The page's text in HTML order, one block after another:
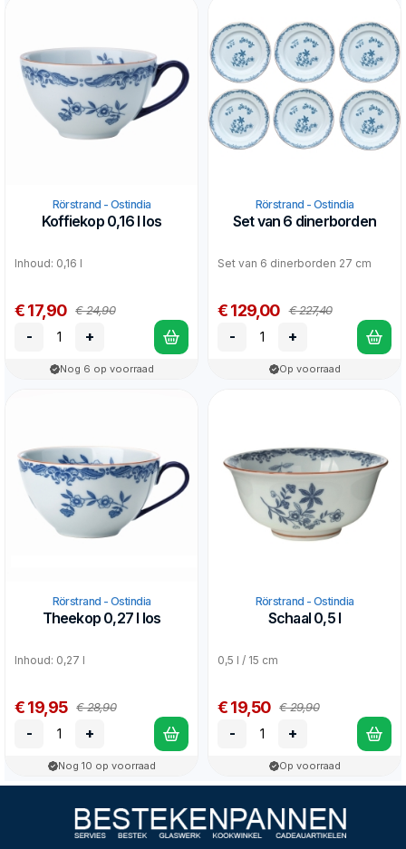
Rörstrand - Ostindia
Koffiekop 0,16 l los
Inhoud: 0,16 l
€ 17,90 € 24,90
- +
Nog 6 op voorraad
Rörstrand - Ostindia
Set van 6 dinerborden
Set van 6 dinerborden 27 cm
€ 129,00 € 227,40
- +
Op voorraad
Rörstrand - Ostindia
Theekop 0,27 l los
Inhoud: 0,27 l
€ 19,95 € 28,90
- +
Nog 10 op voorraad
Rörstrand - Ostindia
Schaal 0,5 l
0,5 l / 15 cm
€ 19,50 € 29,90
- +
Op voorraad